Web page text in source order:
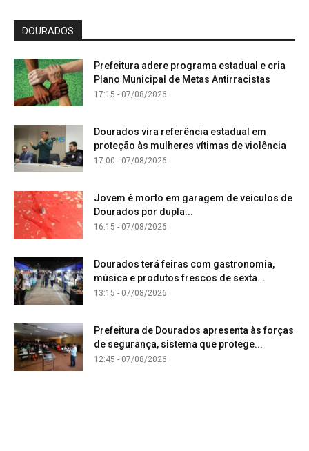
DOURADOS
Prefeitura adere programa estadual e cria
Plano Municipal de Metas Antirracistas
17:15 - 07/08/2026
Dourados vira referência estadual em
proteção às mulheres vítimas de violência
17:00 - 07/08/2026
Jovem é morto em garagem de veículos de
Dourados por dupla...
16:15 - 07/08/2026
Dourados terá feiras com gastronomia,
música e produtos frescos de sexta...
13:15 - 07/08/2026
Prefeitura de Dourados apresenta às forças
de segurança, sistema que protege...
12:45 - 07/08/2026